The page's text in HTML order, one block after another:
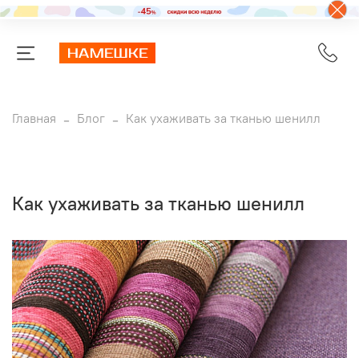
Главная Блог Как ухаживать за тканью шенилл
Как ухаживать за тканью шенилл